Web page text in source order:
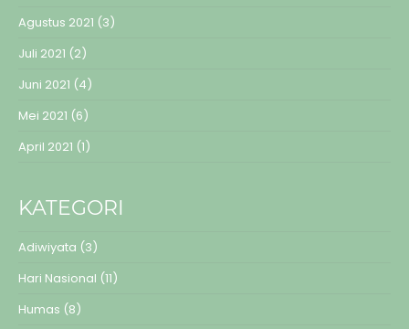
Agustus 2021 (3)
Juli 2021 (2)
Juni 2021 (4)
Mei 2021 (6)
April 2021 (1)
KATEGORI
Adiwiyata (3)
Hari Nasional (11)
Humas (8)